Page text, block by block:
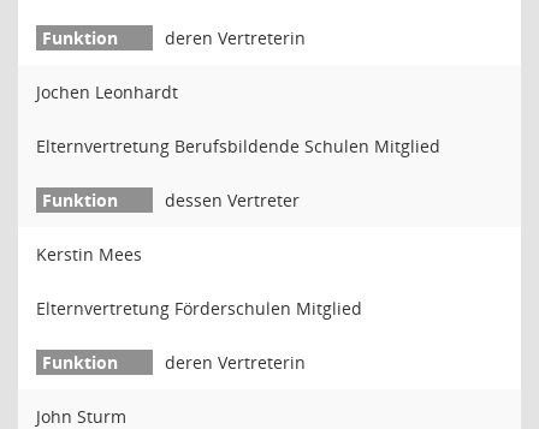
deren Vertreterin
Jochen Leonhardt
Elternvertretung Berufsbildende Schulen Mitglied
dessen Vertreter
Kerstin Mees
Elternvertretung Förderschulen Mitglied
deren Vertreterin
John Sturm